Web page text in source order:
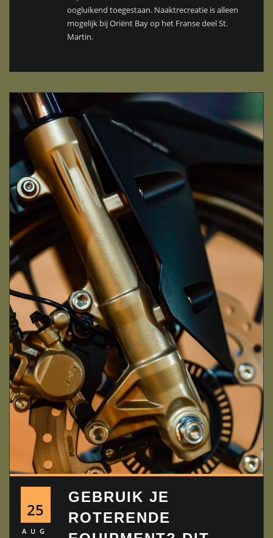
oogluikend toegestaan. Naaktrecreatie is alleen
mogelijk bij Oriënt Bay op het Franse deel St.
Martin.
25
AUG
GEBRUIK JE
ROTERENDE